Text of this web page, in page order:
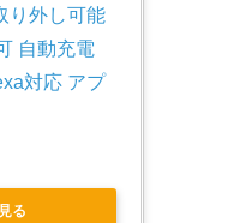
り外し可能
自動充電
対応 アプ
る